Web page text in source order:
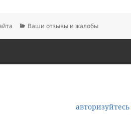
Рубрики
Ваши отзывы и жалобы
авторизуйтесь